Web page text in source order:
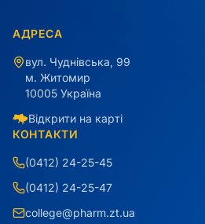
АДРЕСА
вул. Чуднівська, 99
м. Житомир
10005 Україна
Відкрити на карті
КОНТАКТИ
(0412) 24-25-45
(0412) 24-25-47
college@pharm.zt.ua